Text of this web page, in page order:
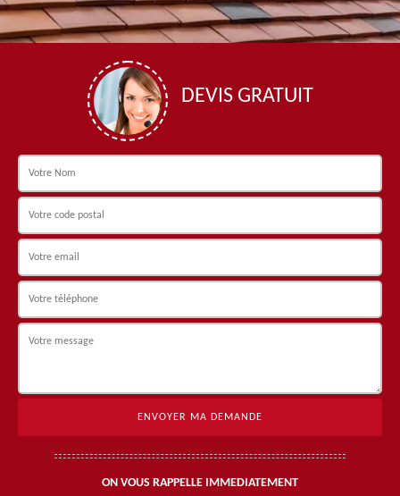
DEVIS GRATUIT
ON VOUS RAPPELLE IMMEDIATEMENT